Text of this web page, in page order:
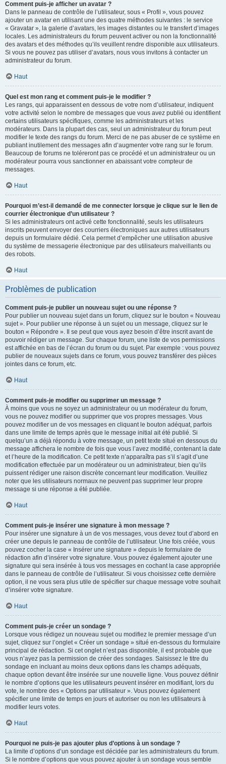
Comment puis-je afficher un avatar ?
Dans le panneau de contrôle de l’utilisateur, sous « Profil », vous pouvez
ajouter un avatar en utilisant une des quatre méthodes suivantes : le service
« Gravatar », la galerie d’avatars, les images distantes ou le transfert d’images
locales. Les administrateurs du forum peuvent activer ou non la fonctionnalité
des avatars et des méthodes qu’ils veuillent rendre disponible aux utilisateurs.
Si vous ne pouvez pas utiliser d’avatars, nous vous invitons à contacter un
administrateur du forum.
Haut
Quel est mon rang et comment puis-je le modifier ?
Les rangs, qui apparaissent en dessous de votre nom d’utilisateur, indiquent
votre activité selon le nombre de messages que vous avez publié ou identifient
certains utilisateurs spécifiques, comme les administrateurs et les
modérateurs. Dans la plupart des cas, seul un administrateur du forum peut
modifier le texte des rangs du forum. Merci de ne pas abuser de ce système en
publiant inutilement des messages afin d’augmenter votre rang sur le forum.
Beaucoup de forums ne toléreront pas ce procédé et un administrateur ou un
modérateur pourra vous sanctionner en abaissant votre compteur de
messages.
Haut
Pourquoi m’est-il demandé de me connecter lorsque je clique sur le lien de
courrier électronique d’un utilisateur ?
Si les administrateurs ont activé cette fonctionnalité, seuls les utilisateurs
inscrits peuvent envoyer des courriers électroniques aux autres utilisateurs
depuis un formulaire dédié. Cela permet d’empêcher une utilisation abusive
du système de messagerie électronique par des utilisateurs malveillants ou
des robots.
Haut
Problèmes de publication
Comment puis-je publier un nouveau sujet ou une réponse ?
Pour publier un nouveau sujet dans un forum, cliquez sur le bouton « Nouveau
sujet ». Pour publier une réponse à un sujet ou un message, cliquez sur le
bouton « Répondre ». Il se peut que vous ayez besoin d’être inscrit avant de
pouvoir rédiger un message. Sur chaque forum, une liste de vos permissions
est affichée en bas de l’écran du forum ou du sujet. Par exemple : vous pouvez
publier de nouveaux sujets dans ce forum, vous pouvez transférer des pièces
jointes dans ce forum, etc.
Haut
Comment puis-je modifier ou supprimer un message ?
À moins que vous ne soyez un administrateur ou un modérateur du forum,
vous ne pouvez modifier ou supprimer que vos propres messages. Vous
pouvez modifier un de vos messages en cliquant le bouton adéquat, parfois
dans une limite de temps après que le message initial ait été publié. Si
quelqu’un a déjà répondu à votre message, un petit texte situé en dessous du
message affichera le nombre de fois que vous l’avez modifié, contenant la date
et l’heure de la modification. Ce petit texte n’apparaîtra pas s’il s’agit d’une
modification effectuée par un modérateur ou un administrateur, bien qu’ils
puissent rédiger une raison discrète concernant leur modification. Veuillez
noter que les utilisateurs normaux ne peuvent pas supprimer leur propre
message si une réponse a été publiée.
Haut
Comment puis-je insérer une signature à mon message ?
Pour insérer une signature à un de vos messages, vous devez tout d’abord en
créer une depuis le panneau de contrôle de l’utilisateur. Une fois créée, vous
pouvez cocher la case « Insérer une signature » depuis le formulaire de
rédaction afin d’insérer votre signature. Vous pouvez également ajouter une
signature qui sera insérée à tous vos messages en cochant la case appropriée
dans le panneau de contrôle de l’utilisateur. Si vous choisissez cette dernière
option, il ne vous sera plus utile de spécifier sur chaque message votre souhait
d’insérer votre signature.
Haut
Comment puis-je créer un sondage ?
Lorsque vous rédigez un nouveau sujet ou modifiez le premier message d’un
sujet, cliquez sur l’onglet « Créer un sondage » situé en-dessous du formulaire
principal de rédaction. Si cet onglet n’est pas disponible, il est probable que
vous n’ayez pas la permission de créer des sondages. Saisissez le titre du
sondage en incluant au moins deux options dans les champs adéquats,
chaque option devant être insérée sur une nouvelle ligne. Vous pouvez définir
le nombre d’options que les utilisateurs peuvent insérer en modifiant, lors du
vote, le nombre des « Options par utilisateur ». Vous pouvez également
spécifier une limite de temps en jours et autoriser ou non les utilisateurs à
modifier leurs votes.
Haut
Pourquoi ne puis-je pas ajouter plus d’options à un sondage ?
La limite d’options d’un sondage est décidée par les administrateurs du forum.
Si le nombre d’options que vous pouvez ajouter à un sondage vous semble